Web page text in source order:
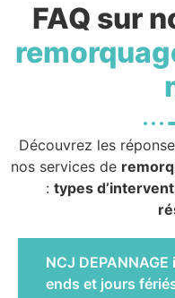
FAQ sur
Découvrez les
nos services de
: types
NCJ
ends et jours